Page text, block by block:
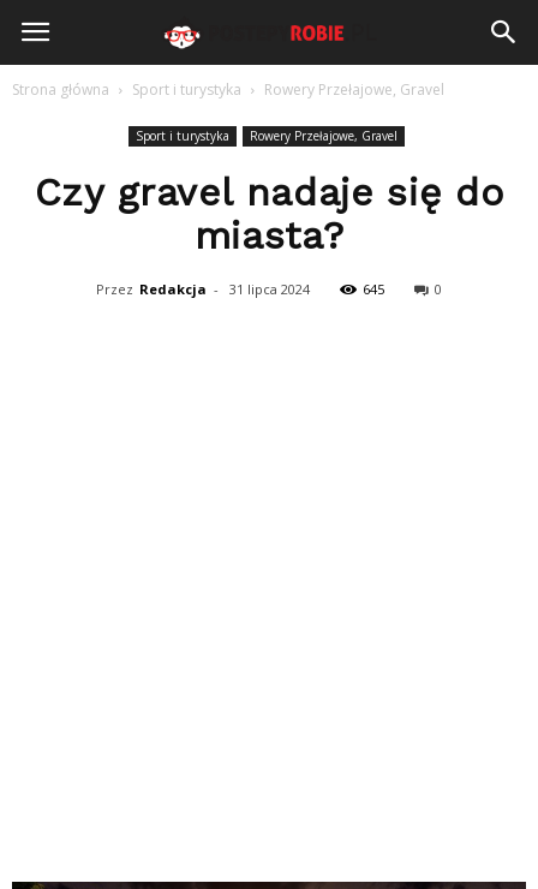
PostepyRobie.pl
Strona główna Sport i turystyka Rowery Przełajowe, Gravel
Sport i turystyka Rowery Przełajowe, Gravel
Czy gravel nadaje się do
miasta?
Przez Redakcja - 31 lipca 2024 645 0